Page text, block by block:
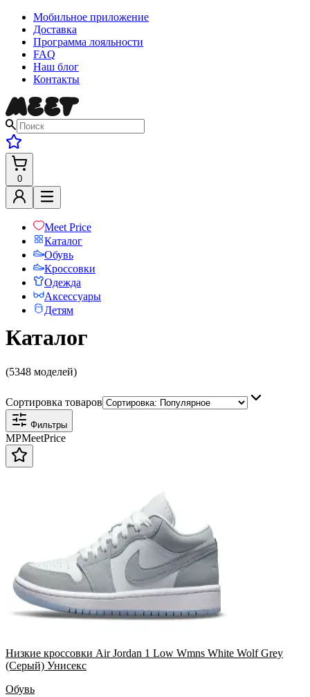
Мобильное приложение
Доставка
Программа лояльности
FAQ
Наш блог
Контакты
0
Meet Price
Каталог
Обувь
Кроссовки
Одежда
Аксессуары
Детям
Каталог
(5348 моделей)
Сортировка товаров
Фильтры
MPMeetPrice
Низкие кроссовки Air Jordan 1 Low Wmns White Wolf Grey
(Серый) Унисекс
Обувь